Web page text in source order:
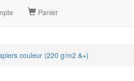
Panier
couleur (220 g/m2 &+)